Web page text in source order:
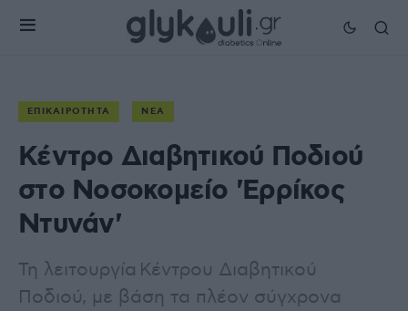
ΕΠΙΚΑΙΡΌΤΗΤΑ ΝΈΑ
Κέντρο Διαβητικού Ποδιού
στο Νοσοκομείο 'Ερρίκος
Ντυνάν'
Τη λειτουργία Κέντρου Διαβητικού
Ποδιού, με βάση τα πλέον σύγχρονα